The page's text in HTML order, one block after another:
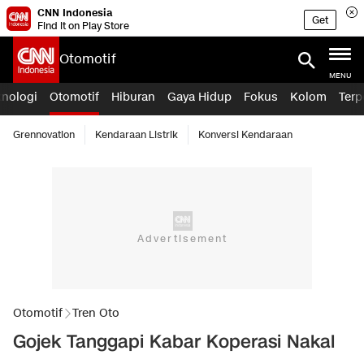
CNN Indonesia
Find it on Play Store
Get
Otomotif
MENU
Otomotif Hiburan Gaya Hidup Fokus Kolom
Grennovation Kendaraan Listrik Konversi Kendaraan
Otomotif Tren Oto
Gojek Tanggapi Kabar Koperasi Nakal